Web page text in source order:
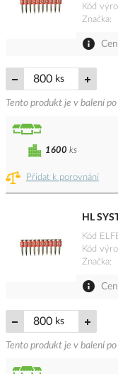
Kód
Značka
ks
Tento produkt je v balení
Přidat k porovnání
1600 ks
HL
Kód
Kód
Značka
ks
Tento produkt je v balení